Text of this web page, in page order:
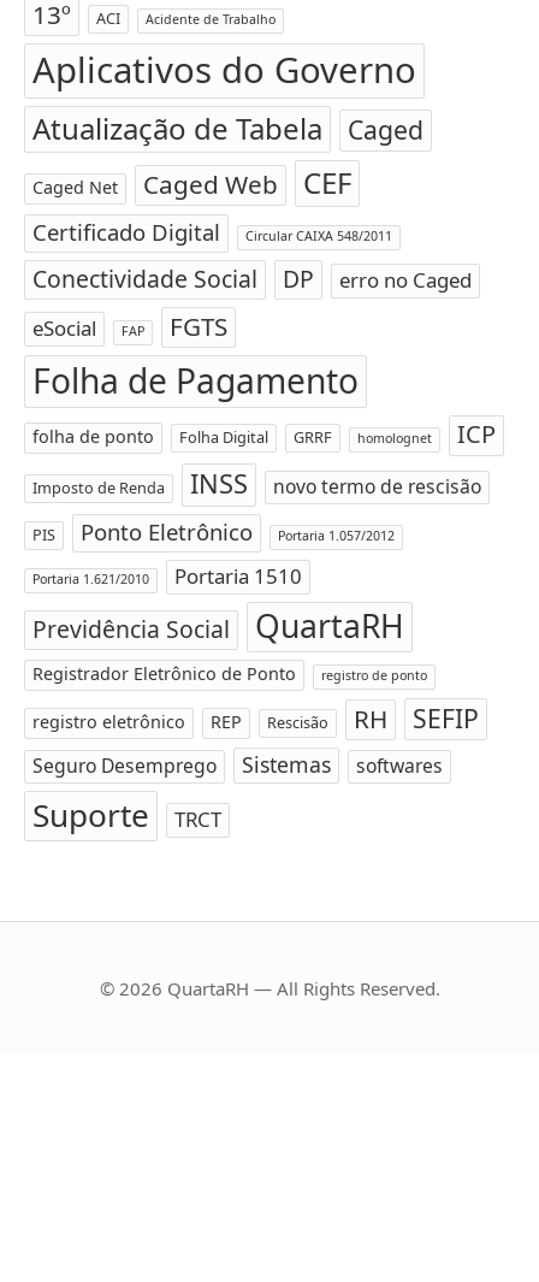
13º ACI Acidente de Trabalho
Aplicativos do Governo
Atualização de Tabela Caged
Caged Net Caged Web CEF
Certificado Digital Circular CAIXA 548/2011
Conectividade Social DP
erro no Caged
eSocial
FAP FGTS
Folha de Pagamento
folha de ponto Folha Digital GRRF homolognet ICP
Imposto de Renda INSS novo termo de rescisão
PIS Ponto Eletrônico Portaria 1.057/2012
Portaria 1.621/2010 Portaria 1510
Previdência Social QuartaRH
Registrador Eletrônico de Ponto registro de ponto
registro eletrônico REP Rescisão RH SEFIP
Seguro Desemprego Sistemas softwares
Suporte TRCT
© 2026 QuartaRH — All Rights Reserved.